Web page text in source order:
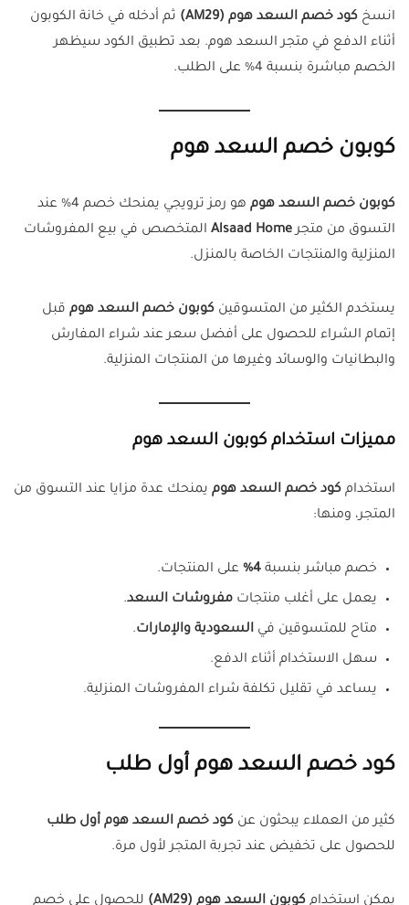
انسخ كود خصم السعد هوم (AM29)
ثم أدخله في خانة الكوبون
أثناء الدفع في متجر السعد هوم. بعد تطبيق الكود سيظهر
الخصم مباشرة بنسبة 4% على الطلب.
كوبون خصم السعد هوم
كوبون خصم السعد هوم
هو رمز ترويجي يمنحك خصم 4% عند
التسوق من متجرAlsaad Home المتخصص في بيع المفروشات
المنزلية والمنتجات الخاصة بالمنزل.
يستخدم الكثير من المتسوقين كوبون خصم السعد هوم قبل
إتمام الشراء للحصول على أفضل سعر عند شراء المفارش
والبطانيات والوسائد وغيرها من المنتجات المنزلية.
مميزات استخدام كوبون السعد هوم
استخدام كود خصم السعد هوم يمنحك عدة مزايا عند التسوق من
المتجر، ومنها:
خصم مباشر بنسبة 4% على المنتجات.
يعمل على أغلب منتجات مفروشات السعد.
متاح للمتسوقين في السعودية والإمارات.
سهل الاستخدام أثناء الدفع.
يساعد في تقليل تكلفة شراء المفروشات المنزلية.
كود خصم السعد هوم أول طلب
كثير من العملاء يبحثون عن كود خصم السعد هوم أول طلب
للحصول على تخفيض عند تجربة المتجر لأول مرة.
يمكن استخدام كوبون السعد هوم (AM29) للحصول على خصم